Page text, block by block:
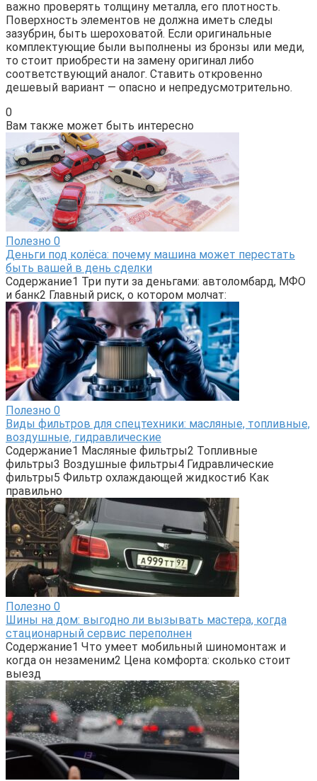
важно проверять толщину металла, его плотность.
Поверхность элементов не должна иметь следы
зазубрин, быть шероховатой. Если оригинальные
комплектующие были выполнены из бронзы или меди,
то стоит приобрести на замену оригинал либо
соответствующий аналог. Ставить откровенно
дешевый вариант — опасно и непредусмотрительно.
0
Вам также может быть интересно
Полезно 0
Деньги под колёса: почему машина может перестать
быть вашей в день сделки
Содержание1 Три пути за деньгами: автоломбард, МФО
и банк2 Главный риск, о котором молчат:
Полезно 0
Виды фильтров для спецтехники: масляные, топливные,
воздушные, гидравлические
Содержание1 Масляные фильтры2 Топливные
фильтры3 Воздушные фильтры4 Гидравлические
фильтры5 Фильтр охлаждающей жидкости6 Как
правильно
Полезно 0
Шины на дом: выгодно ли вызывать мастера, когда
стационарный сервис переполнен
Содержание1 Что умеет мобильный шиномонтаж и
когда он незаменим2 Цена комфорта: сколько стоит
выезд